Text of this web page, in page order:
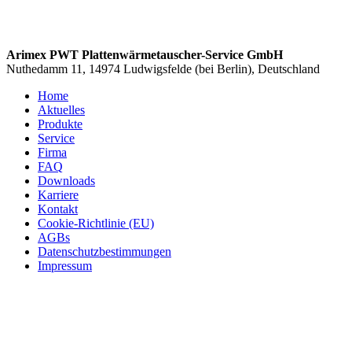
Arimex PWT Plattenwärmetauscher-Service GmbH
Nuthedamm 11, 14974 Ludwigsfelde (bei Berlin), Deutschland
Home
Aktuelles
Produkte
Service
Firma
FAQ
Downloads
Karriere
Kontakt
Cookie-Richtlinie (EU)
AGBs
Datenschutzbestimmungen
Impressum